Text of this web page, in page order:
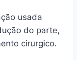
usada
do parte,
cirurgico.